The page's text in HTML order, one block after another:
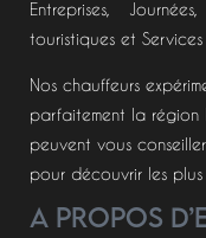
Entreprises,
touristiques et Services
Nos chauffeurs
parfaitement la région
peuvent vous
pour découvrir les
A PROPOS